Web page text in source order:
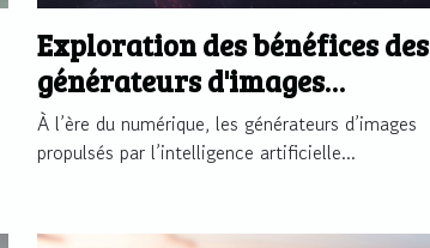
Exploration des bénéfices des
générateurs d'images
propulsés par l'IA
À l’ère du numérique, les générateurs d’images
propulsés par l’intelligence artificielle...